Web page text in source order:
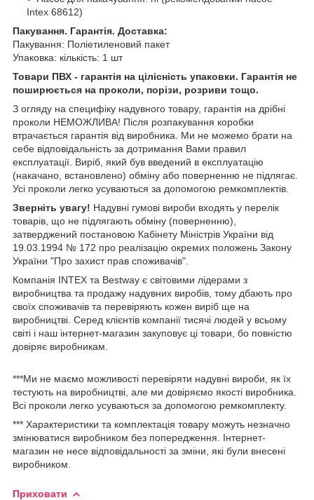
Intex 68612)
Пакування. Гарантія. Доставка:
Пакування: Поліетиленовий пакет
Упаковка: кількість: 1 шт
Товари ПВХ - гарантія на цілісність упаковки. Гарантія не
поширюється на проколи, порізи, розриви тощо.
З огляду на специфіку надувного товару, гарантія на дрібні
проколи НЕМОЖЛИВА! Після розпакування коробки
втрачається гарантія від виробника. Ми не можемо брати на
себе відповідальність за дотримання Вами правил
експлуатації. Виріб, який був введений в експлуатацію
(накачано, встановлено) обміну або поверненню не підлягає.
Усі проколи легко усуваються за допомогою ремкомплектів.
Зверніть увагу! Надувні гумові вироби входять у перелік
товарів, що не підлягають обміну (поверненню),
затверджений постановою Кабінету Міністрів України від
19.03.1994 № 172 про реалізацію окремих положень Закону
України "Про захист прав споживачів".
Компанія INTEX та Bestway є світовими лідерами з
виробництва та продажу надувних виробів, тому дбають про
своїх споживачів та перевіряють кожен виріб ще на
виробництві. Серед клієнтів компанії тисячі людей у ​​всьому
світі і наш інтернет-магазин закуповує ці товари, бо повністю
довіряє виробникам.
***Ми не маємо можливості перевіряти надувні вироби, як їх
тестують на виробництві, але ми довіряємо якості виробника.
Всі проколи легко усуваються за допомогою ремкомплекту.
*** Характеристики та комплектація товару можуть незначно
змінюватися виробником без попередження. Інтернет-
магазин не несе відповідальності за зміни, які були внесені
виробником.
Приховати